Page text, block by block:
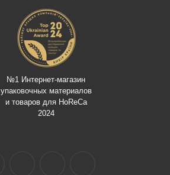
№1 Интернет-магазин
упаковочных материалов
и товаров для HoReCa
2024